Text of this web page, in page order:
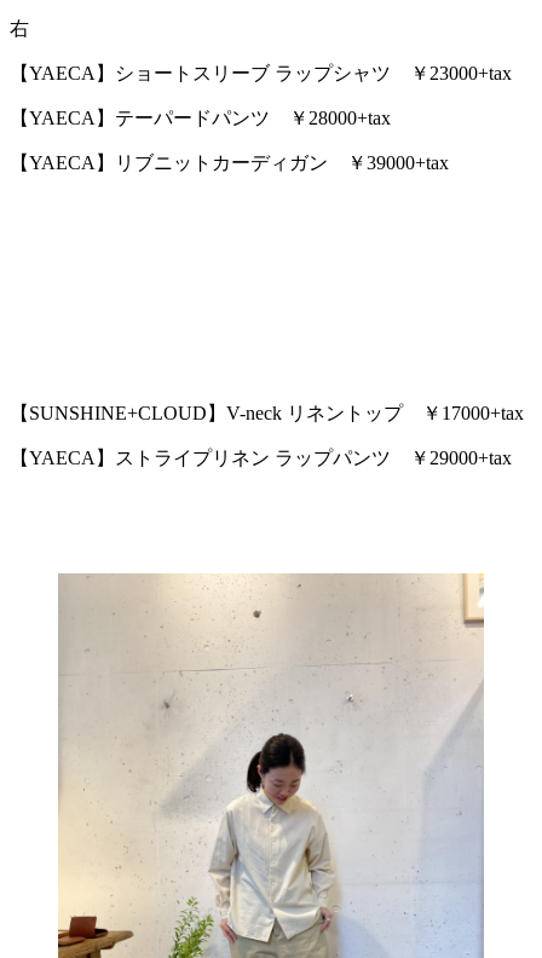
右
【YAECA】ショートスリーブ ラップシャツ ￥23000+tax
【YAECA】テーパードパンツ ￥28000+tax
【YAECA】リブニットカーディガン ￥39000+tax
【SUNSHINE+CLOUD】V-neck リネントップ ￥17000+tax
【YAECA】ストライプリネン ラップパンツ ￥29000+tax